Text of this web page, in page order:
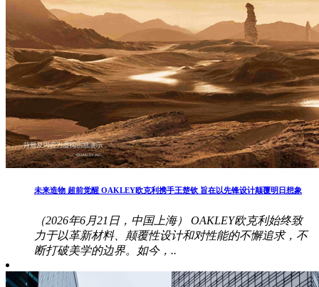
未来造物 超前觉醒 OAKLEY欧克利携手王楚钦 旨在以先锋设计颠覆明日想象
（2026年6月21日，中国上海） OAKLEY欧克利始终致
力于以革新材料、颠覆性设计和对性能的不懈追求，不
断打破美学的边界。如今，..